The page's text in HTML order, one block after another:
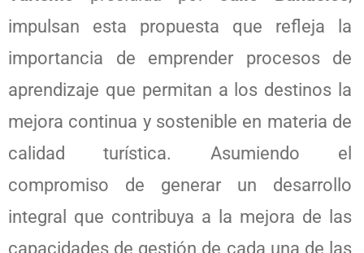
impulsan esta propuesta que refleja la
importancia de emprender procesos de
aprendizaje que permitan a los destinos la
mejora continua y sostenible en materia de
calidad turística. Asumiendo el
compromiso de generar un desarrollo
integral que contribuya a la mejora de las
capacidades de gestión de cada una de las